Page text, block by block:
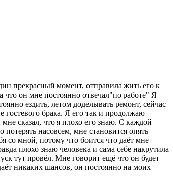
прекрасный момент, отправила жить его к
что он мне постоянно отвечал"по работе" Я
ездить, летом доделывать ремонт, сейчас
гостевого брака. Я его так и продолжаю
сказал, что я плохо его знаю. С каждой
насовсем, мне становится опять
со мной, потому что боится что даёт мне
плохо знаю человека и сама себе накрутила
тут провёл. Мне говорит ещё что он будет
никаких шансов, он постоянно на моих